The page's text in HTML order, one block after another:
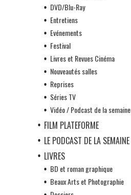
DVD/Blu-Ray
Entretiens
Evénements
Festival
Livres et Revues Cinéma
Nouveautés salles
Reprises
Séries TV
Vidéo / Podcast de la semaine
FILM PLATEFORME
LE PODCAST DE LA SEMAINE
LIVRES
BD et roman graphique
Beaux Arts et Photographie